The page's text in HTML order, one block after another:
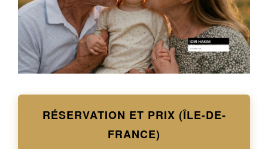
RÉSERVATION ET PRIX (ÎLE-DE-
FRANCE)